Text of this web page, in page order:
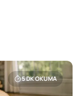
5DK OKUMA